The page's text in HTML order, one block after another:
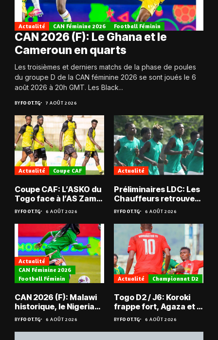
Actualité CAN Féminine 2026 Football Féminin
CAN 2026 (F): Le Ghana et le
Cameroun en quarts
Les troisièmes et derniers matchs de la phase de poules
du groupe D de la CAN féminine 2026 se sont joués le 6
août 2026 à 20h GMT. Les Black...
BYFOOT.TG 7 AOÛT 2026
Actualité Coupe CAF
Coupe CAF: L’ASKO du
Togo face à l’AS Zam
du Niger
BYFOOT.TG 6 AOÛT 2026
Actualité
Préliminaires LDC: Les
Chauffeurs retrouvent
les Mimos
BYFOOT.TG 6 AOÛT 2026
Actualité
CAN Féminine 2026
Football Féminin
CAN 2026 (F): Malawi
historique, le Nigeria
sauvé, la Zambie
éliminée
BYFOOT.TG 6 AOÛT 2026
Actualité Championnat D2
Togo D2 / J6: Koroki
frappe fort, Agaza et la
JCA assurent,
suspense avant Sara
FC – Doumbé FC
BYFOOT.TG 6 AOÛT 2026